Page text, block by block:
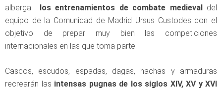
alberga los entrenamientos de combate medievaldel
equipo de la Comunidad de Madrid Ursus Custodes con el
objetivo de prepar muy bien las competiciones
internacionales en las que toma parte.
Cascos, escudos, espadas, dagas, hachas y armaduras
recrearán las intensas pugnas de los siglos XIV, XV y XVI